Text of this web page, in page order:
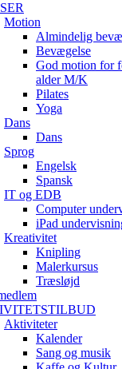
Motion
Almindelig
Bevægelse
God motion for
alder M/K
Pilates
Yoga
Dans
Dans
Sprog
Engelsk
Spansk
IT og EDB
Computer
iPad
Kreativitet
Knipling
Malerkursus
Træsløjd
Aktiviteter
Kalender
Sang og musik